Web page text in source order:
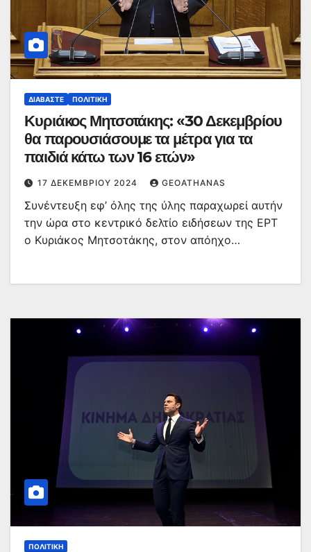
ΔΙΑΒΆΣΤΕ ΠΟΛΙΤΙΚΉ
Κυριάκος Μητσοτάκης: «30 Δεκεμβρίου
θα παρουσιάσουμε τα μέτρα για τα
παιδιά κάτω των 16 ετών»
17 ΔΕΚΕΜΒΡΊΟΥ 2024 GEOATHANAS
Συνέντευξη εφ’ όλης της ύλης παραχωρεί αυτήν
την ώρα στο κεντρικό δελτίο ειδήσεων της ΕΡΤ
ο Κυριάκος Μητσοτάκης, στον απόηχο…
ΠΟΛΙΤΙΚΉ